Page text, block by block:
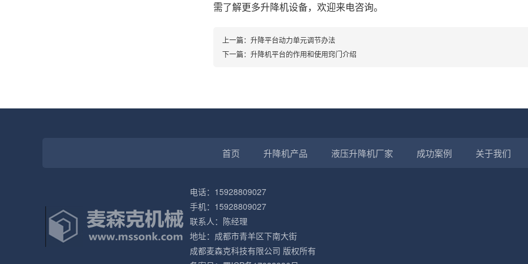
需了解更多升降机设备，欢迎来电咨询。
上一篇： 升降平台动力单元调节办法
下一篇： 升降机平台的作用和使用窍门介绍
首页 升降机产品 液压升降机厂家 成功案例 关于我们
电话：15928809027
手机：15928809027
联系人：陈经理
地址：成都市青羊区下南大街
成都麦森克科技有限公司 版权所有